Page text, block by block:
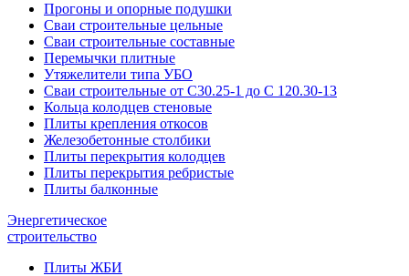
Прогоны и опорные подушки
Сваи строительные цельные
Сваи строительные составные
Перемычки плитные
Утяжелители типа УБО
Сваи строительные от С30.25-1 до С 120.30-13
Кольца колодцев стеновые
Плиты крепления откосов
Железобетонные столбики
Плиты перекрытия колодцев
Плиты перекрытия ребристые
Плиты балконные
Энергетическое
строительство
Плиты ЖБИ